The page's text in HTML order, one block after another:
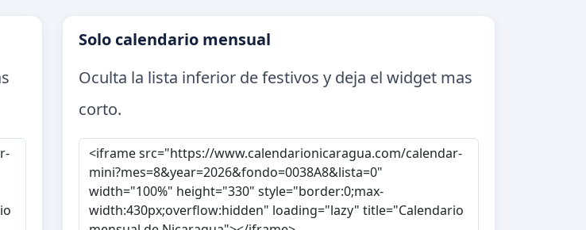
Solo calendario mensual
Oculta la lista inferior de festivos y deja el widget mas
corto.